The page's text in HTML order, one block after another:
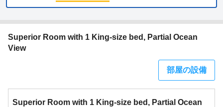
Superior Room with 1 King-size bed, Partial Ocean
View
部屋の設備
Superior Room with 1 King-size bed, Partial Ocean